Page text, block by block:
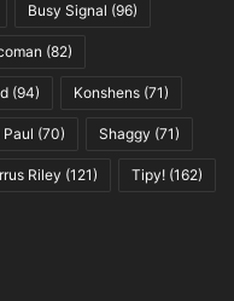
Busy Signal (96)
(82)
(94) Konshens (71)
Paul (70) Shaggy (71)
Riley (121) Tipy! (162)